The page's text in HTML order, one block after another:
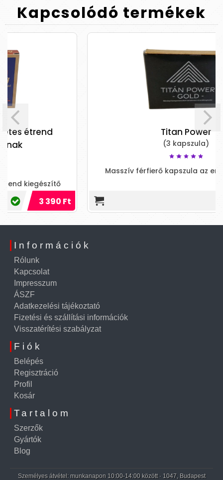
Kapcsolódó termékek
Masszív férfierő kapszula az erős erekcióért!
Információk
Rólunk
Kapcsolat
Impresszum
ÁSZF
Adatkezelési tájékoztató
Fizetési és szállítási információk
Visszatérítési szabályzat
Fiók
Belépés
Regisztráció
Profil
Kosár
Tartalom
Szerzők
Gyártók
Blog
Személyes átvétel: munkanapon 10:00-14:00 között · 1047, Budapest